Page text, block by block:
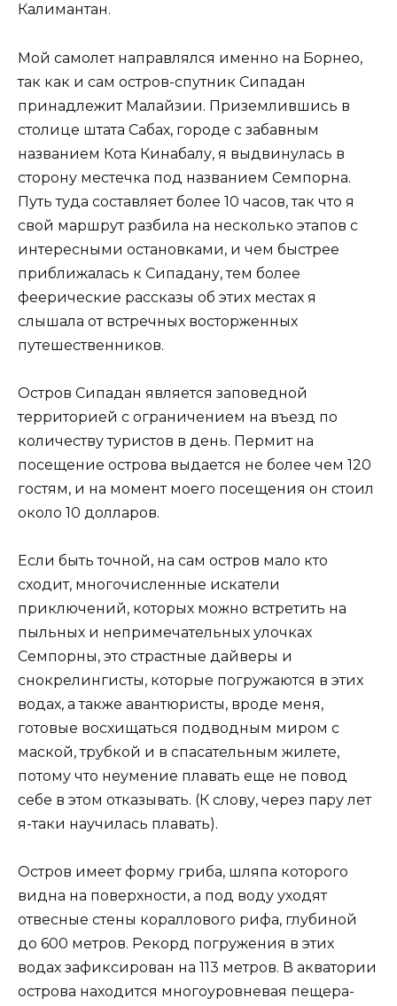
Калимантан.
Мой самолет направлялся именно на Борнео,
так как и сам остров-спутник Сипадан
принадлежит Малайзии. Приземлившись в
столице штата Сабах, городе с забавным
названием Кота Кинабалу, я выдвинулась в
сторону местечка под названием Семпорна.
Путь туда составляет более 10 часов, так что я
свой маршрут разбила на несколько этапов с
интересными остановками, и чем быстрее
приближалась к Сипадану, тем более
феерические рассказы об этих местах я
слышала от встречных восторженных
путешественников.
Остров Сипадан является заповедной
территорией с ограничением на въезд по
количеству туристов в день. Пермит на
посещение острова выдается не более чем 120
гостям, и на момент моего посещения он стоил
около 10 долларов.
Если быть точной, на сам остров мало кто
сходит, многочисленные искатели
приключений, которых можно встретить на
пыльных и непримечательных улочках
Семпорны, это страстные дайверы и
снокрелингисты, которые погружаются в этих
водах, а также авантюристы, вроде меня,
готовые восхищаться подводным миром с
маской, трубкой и в спасательным жилете,
потому что неумение плавать еще не повод
себе в этом отказывать. (К слову, через пару лет
я-таки научилась плавать).
Остров имеет форму гриба, шляпа которого
видна на поверхности, а под воду уходят
отвесные стены кораллового рифа, глубиной
до 600 метров. Рекорд погружения в этих
водах зафиксирован на 113 метров. В акватории
острова находится многоуровневая пещера-